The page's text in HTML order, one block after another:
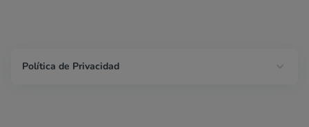
Política de Privacidad